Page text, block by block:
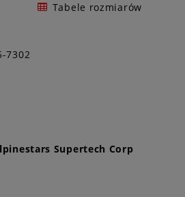
Tabele rozmiarów
7302
Supertech Corp